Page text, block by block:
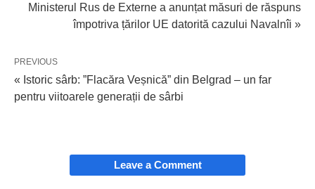
Ministerul Rus de Externe a anunțat măsuri de răspuns
împotriva țărilor UE datorită cazului Navalnîi »
PREVIOUS
« Istoric sârb: ”Flacăra Veșnică” din Belgrad – un far
pentru viitoarele generații de sârbi
Leave a Comment